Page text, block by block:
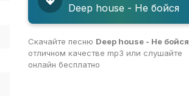
Deep house - Не бойся
Скачайте песню Deep house - Не бойся
отличном качестве mp3 или слушайте
онлайн бесплатно